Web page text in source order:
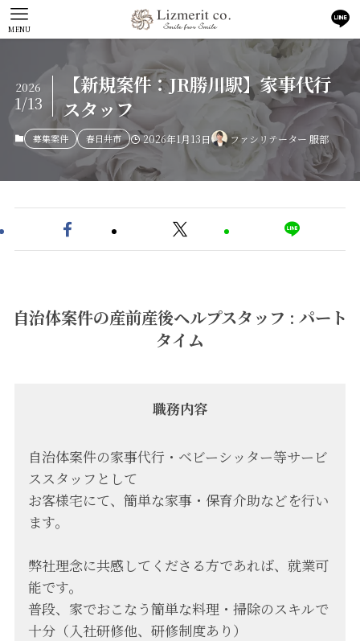
MENU
【新規案件：JR勝川駅】家事代行
スタッフ
2026
1/13
募集案件 春日井市 2026年1月13日 ファシリテーター 服部
自治体案件の産前産後ヘルプスタッフ : パート
タイム
職務内容
自治体案件の家事代行・ベビーシッター等サービ
ススタッフとして
お客様宅にて、簡単な家事・保育介助などを行い
ます。
弊社理念に共感してくださる方であれば、就業可
能です。
普段、家でおこなう簡単な料理・掃除のスキルで
十分（入社研修他、研修制度あり）